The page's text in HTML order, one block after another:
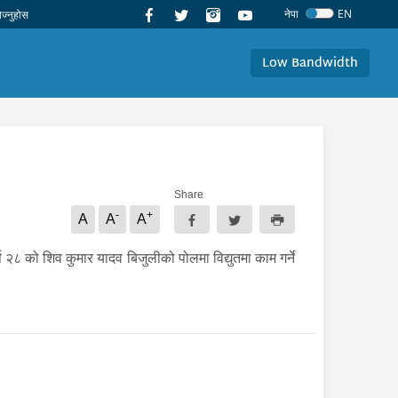
नेपा EN
Low Bandwidth
A A- A+
Share
२८ को शिव कुमार यादव बिजुलीको पोलमा विद्युतमा काम गर्ने